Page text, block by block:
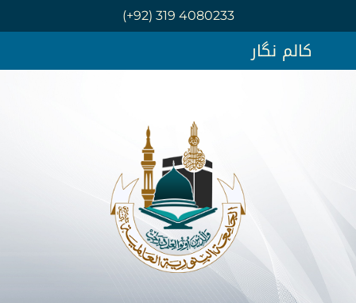
(+92) 319 4080233
کالم نگار